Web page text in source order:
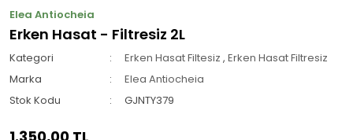
Elea Antiocheia
Erken Hasat - Filtresiz 2L
Kategori Erken Hasat Filtesiz ,Erken Hasat Filtresiz
Marka
Elea Antiocheia
Stok Kodu
GJNTY379